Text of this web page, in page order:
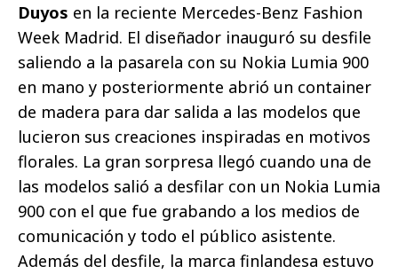
Duyos en la reciente Mercedes-Benz Fashion
Week Madrid. El diseñador inauguró su desfile
saliendo a la pasarela con su Nokia Lumia 900
en mano y posteriormente abrió un container
de madera para dar salida a las modelos que
lucieron sus creaciones inspiradas en motivos
florales. La gran sorpresa llegó cuando una de
las modelos salió a desfilar con un Nokia Lumia
900 con el que fue grabando a los medios de
comunicación y todo el público asistente.
Además del desfile, la marca finlandesa estuvo